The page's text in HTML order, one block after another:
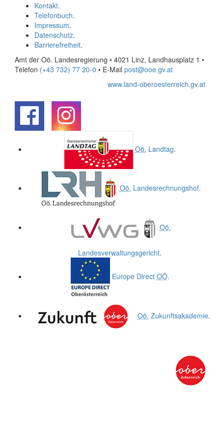
Kontakt.
Telefonbuch.
Impressum.
Datenschutz.
Barrierefreiheit.
Amt der Oö. Landesregierung • 4021 Linz, Landhausplatz 1 •
Telefon (+43 732) 77 20-0 • E-Mail post@ooe.gv.at
www.land-oberoesterreich.gv.at
Oö. Landtag.
Oö. Landesrechnungshof.
Oö.
Landesverwaltungsgericht.
Europe Direct OÖ.
Oö. Zukunftsakademie.